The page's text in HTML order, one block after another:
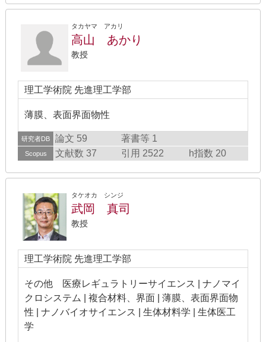
タカヤマ アカリ
高山 あかり
教授
理工学術院 先進理工学部
薄膜、表面界面物性
研究者DB 論文 59 著書等 1
Scopus 文献数 37 引用 2522 h指数 20
タケオカ シンジ
武岡 真司
教授
理工学術院 先進理工学部
その他 医療レギュラトリーサイエンス | ナノマイ
クロシステム | 複合材料、界面 | 薄膜、表面界面物
性 | ナノバイオサイエンス | 生体材料学 | 生体医工
学